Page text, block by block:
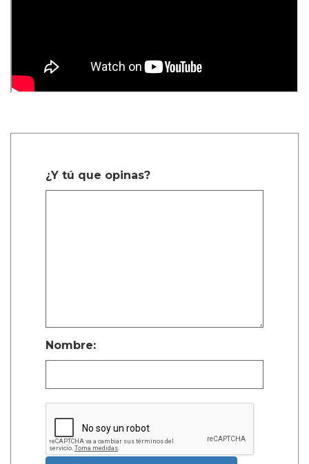
¿Y tú que opinas?
Nombre: